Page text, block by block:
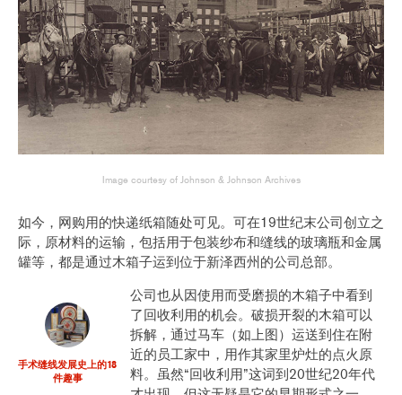
Image courtesy of Johnson & Johnson Archives
如今，网购用的快递纸箱随处可见。可在19世纪末公司创立之
际，原材料的运输，包括用于包装纱布和缝线的玻璃瓶和金属
罐等，都是通过木箱子运到位于新泽西州的公司总部。
手术缝线发展史上的18
件趣事
公司也从因使用而受磨损的木箱子中看到
了回收利用的机会。破损开裂的木箱可以
拆解，通过马车（如上图）运送到住在附
近的员工家中，用作其家里炉灶的点火原
料。虽然“回收利用”这词到20世纪20年代